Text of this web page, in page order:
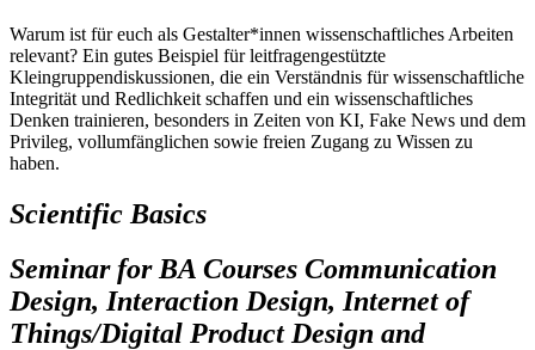
Warum ist für euch als Gestalter*innen wissenschaftliches Arbeiten
relevant? Ein gutes Beispiel für leitfragengestützte
Kleingruppendiskussionen, die ein Verständnis für wissenschaftliche
Integrität und Redlichkeit schaffen und ein wissenschaftliches
Denken trainieren, besonders in Zeiten von KI, Fake News und dem
Privileg, vollumfänglichen sowie freien Zugang zu Wissen zu
haben.
Scientific Basics
Seminar for BA Courses Communication
Design, Interaction Design, Internet of
Things/Digital Product Design and